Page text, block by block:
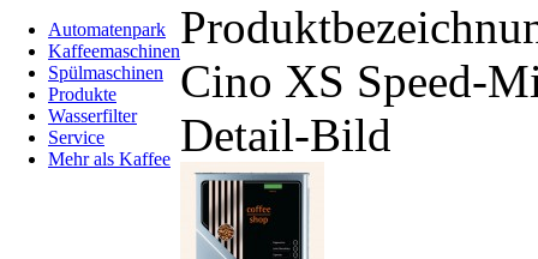
Automatenpark
Kaffeemaschinen
Spülmaschinen
Produkte
Wasserfilter
Service
Mehr als Kaffee
Cino XS Speed-
Detail-Bild